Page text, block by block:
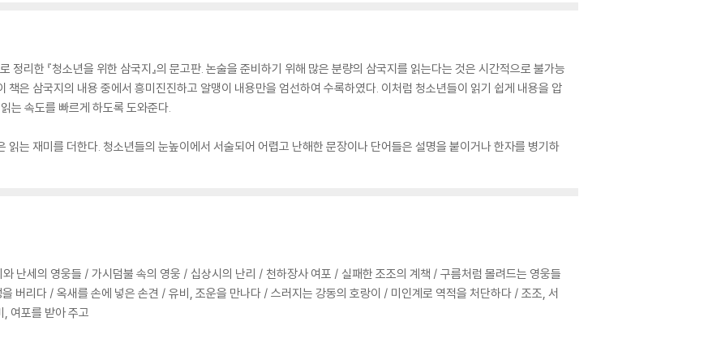
정리한 『청소년을 위한 삼국지』의 문고판. 논술을 준비하기 위해 많은 분량의 삼국지를 읽는다는 것은 시간적으로 불가능
책은 삼국지의 내용 중에서 흥미진진하고 알맹이 내용만을 엄선하여 수록하였다. 이처럼 청소년들이 읽기 쉽게 내용을 압
는 속도를 빠르게 하도록 도와준다.
읽는 재미를 더한다. 청소년들의 눈높이에서 서술되어 어렵고 난해한 문장이나 단어들은 설명을 붙이거나 한자를 병기하
난세의 영웅들 / 가시덤불 속의 영웅 / 십상시의 난리 / 천하장사 여포 / 실패한 조조의 계책 / 구름처럼 몰려드는 영웅들
버리다 / 옥새를 손에 넣은 손견 / 유비, 조운을 만나다 / 스러지는 강동의 호랑이 / 미인계로 역적을 처단하다 / 조조, 서
여포를 받아 주고